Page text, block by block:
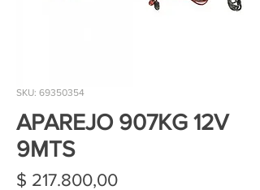
SKU: 69350354
APAREJO 907KG 12V
9MTS
$ 217.800,00Precio